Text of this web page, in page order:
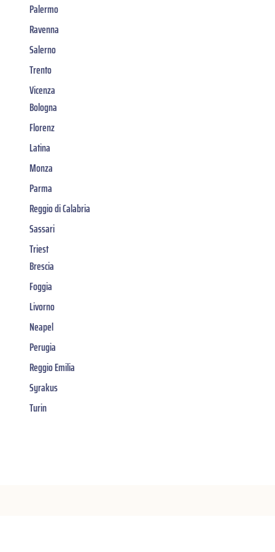
Palermo
Ravenna
Salerno
Trento
Vicenza
Bologna
Florenz
Latina
Monza
Parma
Reggio di Calabria
Sassari
Triest
Brescia
Foggia
Livorno
Neapel
Perugia
Reggio Emilia
Syrakus
Turin